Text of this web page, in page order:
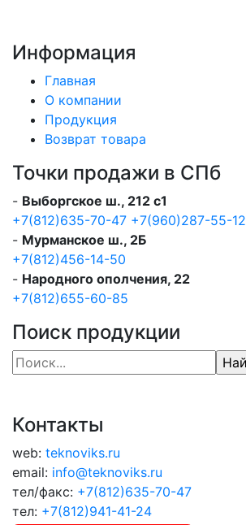
Информация
Главная
О компании
Продукция
Возврат товара
Точки продажи в СПб
- Выборгское ш., 212 с1
+7(812)635-70-47 +7(960)287-55-12
- Мурманское ш., 2Б
+7(812)456-14-50
- Народного ополчения, 22
+7(812)655-60-85
Поиск продукции
Контакты
web: teknoviks.ru
email: info@teknoviks.ru
тел/факс: +7(812)635-70-47
тел: +7(812)941-41-24